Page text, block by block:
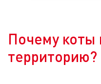
Почему коты
территорию?